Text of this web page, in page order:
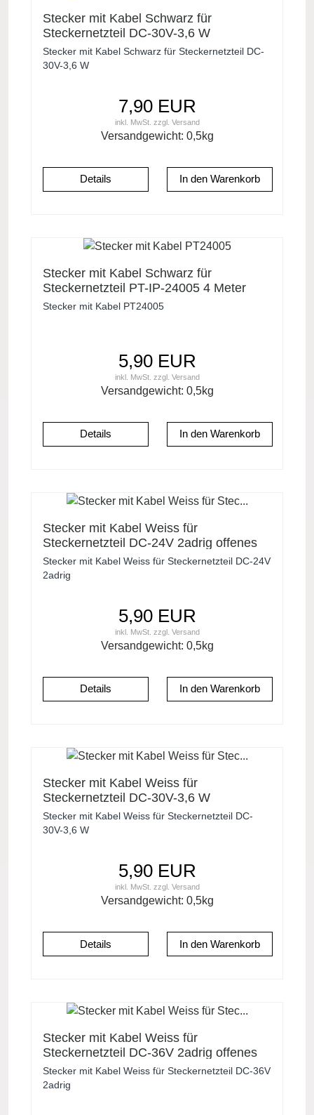
Stecker mit Kabel Schwarz für
Steckernetzteil DC-30V-3,6 W
Stecker mit Kabel Schwarz für Steckernetzteil DC-
30V-3,6 W
7,90 EUR
inkl. MwSt. zzgl. Versand
Versandgewicht: 0,5kg
Details
Stecker mit Kabel Schwarz für
Steckernetzteil PT-IP-24005 4 Meter
Stecker mit Kabel PT24005
5,90 EUR
inkl. MwSt. zzgl. Versand
Versandgewicht: 0,5kg
Details
Stecker mit Kabel Weiss für
Steckernetzteil DC-24V 2adrig offenes
Ende
Stecker mit Kabel Weiss für Steckernetzteil DC-24V
2adrig
5,90 EUR
inkl. MwSt. zzgl. Versand
Versandgewicht: 0,5kg
Details
Stecker mit Kabel Weiss für
Steckernetzteil DC-30V-3,6 W
Stecker mit Kabel Weiss für Steckernetzteil DC-
30V-3,6 W
5,90 EUR
inkl. MwSt. zzgl. Versand
Versandgewicht: 0,5kg
Details
Stecker mit Kabel Weiss für
Steckernetzteil DC-36V 2adrig offenes
Ende
Stecker mit Kabel Weiss für Steckernetzteil DC-36V
2adrig